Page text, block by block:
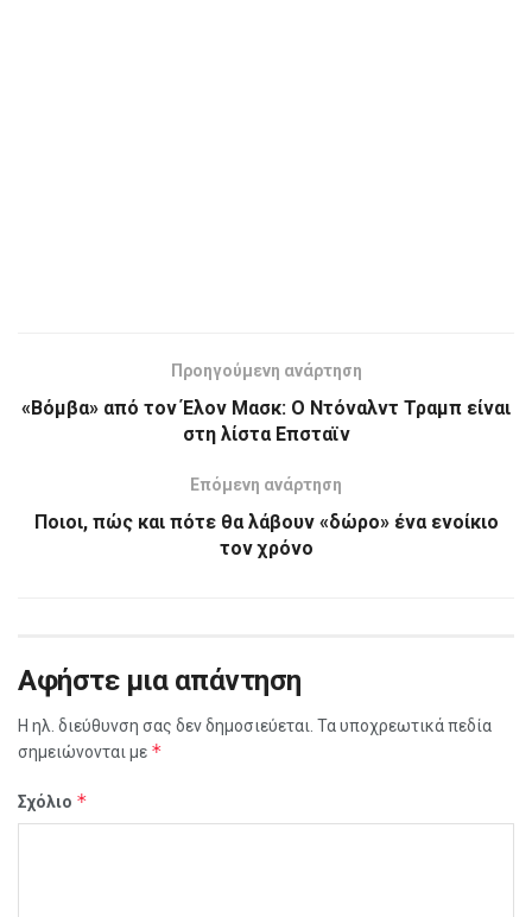
Προηγούμενη ανάρτηση
«Βόμβα» από τον Έλον Μασκ: Ο Ντόναλντ Τραμπ είναι
στη λίστα Επσταϊν
Επόμενη ανάρτηση
Ποιοι, πώς και πότε θα λάβουν «δώρο» ένα ενοίκιο
τον χρόνο
Αφήστε μια απάντηση
Η ηλ. διεύθυνση σας δεν δημοσιεύεται. Τα υποχρεωτικά πεδία
σημειώνονται με *
Σχόλιο *